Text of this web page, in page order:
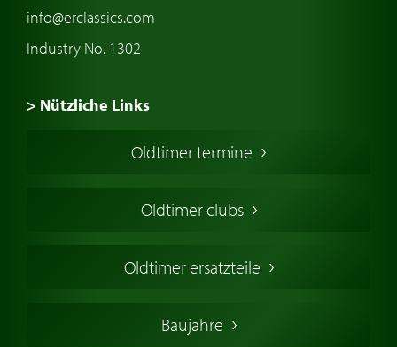
info@erclassics.com
Industry No. 1302
> Nützliche Links
Oldtimers in Europa
Englische Oldtimer
Deutsche Oldtimer
Schwedische Oldtimer
Oldtimer termine
Oldtimer clubs
Oldtimer ersatzteile
Baujahre